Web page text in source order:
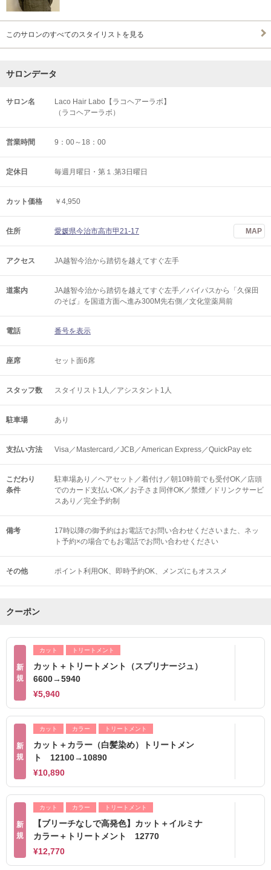
このサロンのすべてのスタイリストを見る
サロンデータ
サロン名
Laco Hair Labo【ラコヘアーラボ】
（ラコヘアーラボ）
営業時間 9：00～18：00
定休日 毎週月曜日・第１.第3日曜日
カット価格 ￥4,950
住所 愛媛県今治市高市甲21-17 MAP
アクセス JA越智今治から踏切を越えてすぐ左手
道案内
JA越智今治から踏切を越えてすぐ左手／バイパスから「久保田
のそば」を国道方面へ進み300M先右側／文化堂薬局前
電話 番号を表示
座席 セット面6席
スタッフ数 スタイリスト1人／アシスタント1人
駐車場 あり
支払い方法 Visa／Mastercard／JCB／American Express／QuickPay etc
こだわり
条件
駐車場あり／ヘアセット／着付け／朝10時前でも受付OK／店頭
でのカード支払いOK／お子さま同伴OK／禁煙／ドリンクサービ
スあり／完全予約制
備考
17時以降の御予約はお電話でお問い合わせくださいまた、ネッ
ト予約×の場合でもお電話でお問い合わせください
その他 ポイント利用OK 即時予約OK メンズにもオススメ
クーポン
新
規
カット トリートメント
カット＋トリートメント（スプリナージュ）
6600→5940
¥5,940
新
規
カット カラー トリートメント
カット＋カラー（白髪染め）トリートメン
ト 12100→10890
¥10,890
新
規
カット カラー トリートメント
【ブリーチなしで高発色】カット＋イルミナ
カラー＋トリートメント 12770
¥12,770